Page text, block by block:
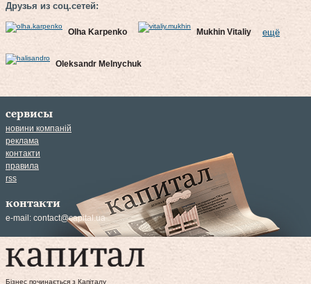
Друзья из соц.сетей:
Olha Karpenko Mukhin Vitaliy
Oleksandr Melnychuk
ещё
сервисы
новини компаній
реклама
контакти
правила
rss
контакти
e-mail: contact@capital.ua
Бізнес починається з Капіталу